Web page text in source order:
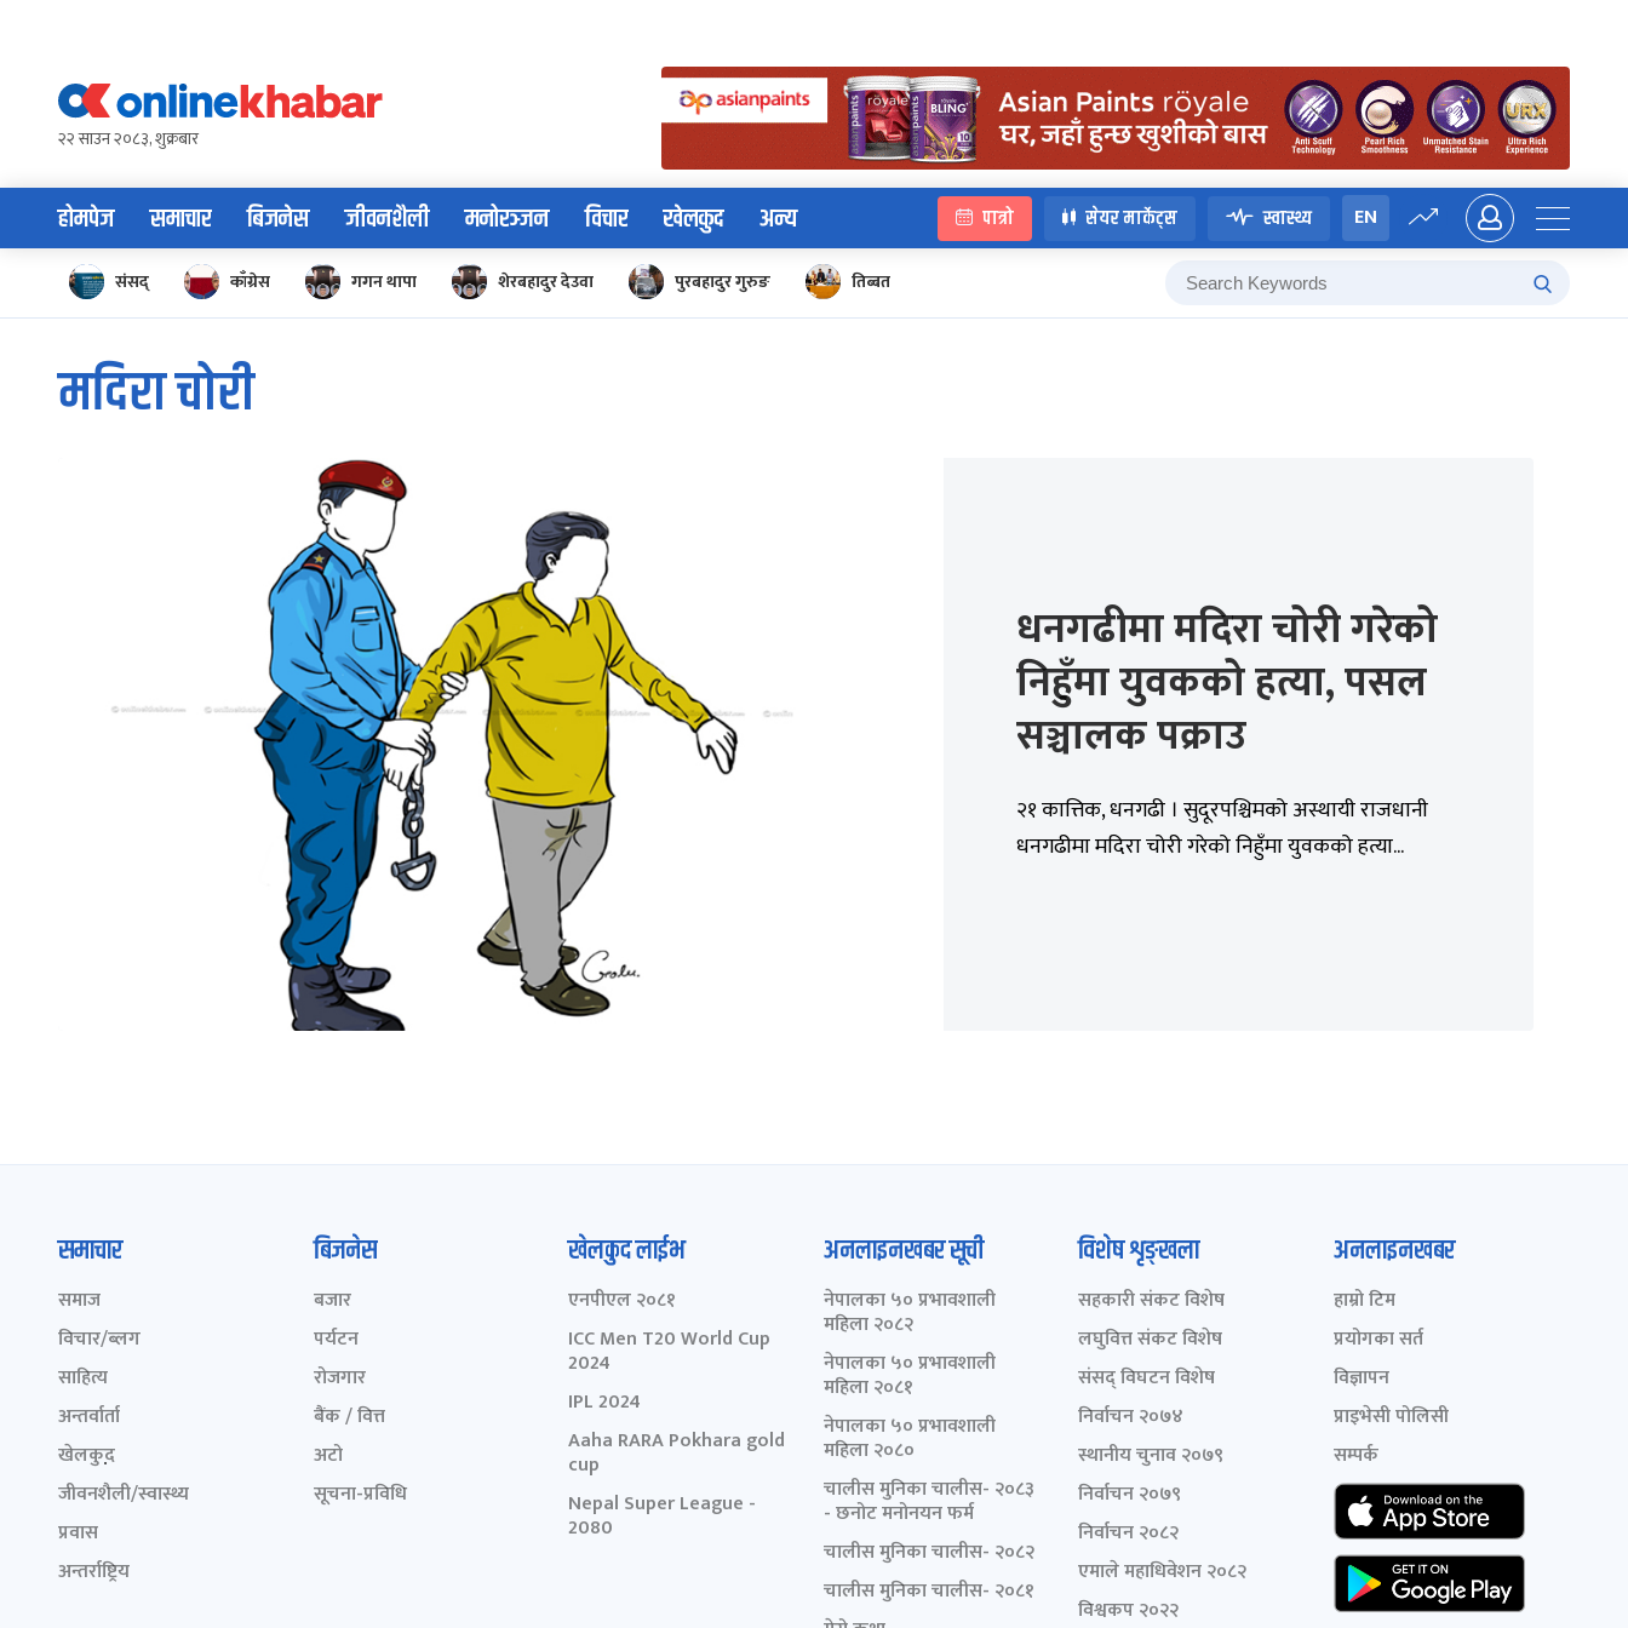
content२२ साउन २०८३, शुक्रबार
होमपेज समाचार बिजनेस जीवनशैली मनोरञ्जन विचार खेलकुद अन्य पात्रो सेयर मार्केट्स स्वास्थ्य EN
संसद् काँग्रेस गगन थापा शेरबहादुर देउवा पुरबहादुर गुरुङ तिब्बत
मदिरा चोरी
धनगढीमा मदिरा चोरी गरेको
निहुँमा युवकको हत्या, पसल
सञ्चालक पक्राउ
२१ कात्तिक, धनगढी । सुदूरपश्चिमको अस्थायी राजधानी
धनगढीमा मदिरा चोरी गरेको निहुँमा युवकको हत्या...
समाचार
समाज
विचार/ब्लग
साहित्य
अन्तर्वार्ता
खेलकुद़़
जीवनशैली/स्वास्थ्य
प्रवास
अन्तर्राष्ट्रिय
बिजनेस
बजार
पर्यटन
रोजगार
बैंक / वित्त
अटो
सूचना-प्रविधि
खेलकुद लाईभ
एनपीएल २०८१
ICC Men T20 World Cup
2024
IPL 2024
Aaha RARA Pokhara gold
cup
Nepal Super League -
2080
अनलाइनखबर सूची
नेपालका ५० प्रभावशाली
महिला २०८२
नेपालका ५० प्रभावशाली
महिला २०८१
नेपालका ५० प्रभावशाली
महिला २०८०
चालीस मुनिका चालीस- २०८३
- छनोट मनोनयन फर्म
चालीस मुनिका चालीस- २०८२
चालीस मुनिका चालीस- २०८१
विशेष शृङ्खला
सहकारी संकट विशेष
लघुवित्त संकट विशेष
संसद् विघटन विशेष
निर्वाचन २०७४
स्थानीय चुनाव २०७९
निर्वाचन २०७९
निर्वाचन २०८२
एमाले महाधिवेशन २०८२
विश्वकप २०२२
अनलाइनखबर
हाम्रो टिम
प्रयोगका सर्त
विज्ञापन
प्राइभेसी पोलिसी
सम्पर्क